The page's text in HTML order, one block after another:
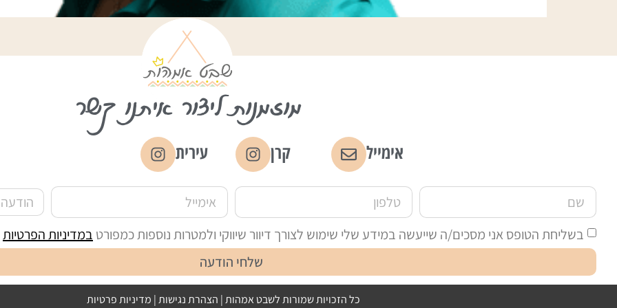
מוזמנות ליצור איתנו קשר
אימייל קרן עירית
בשליחת הטופס אני מסכים/ה שייעשה במידע שלי שימוש לצורך דיוור שיווקי ולמטרות נוספות כמפורט במדיניות הפרטיות
שלחי הודעה
כל הזכויות שמורות לשבט אמהות | הצהרת נגישות| מדיניות פרטיות